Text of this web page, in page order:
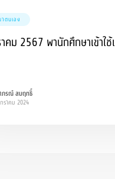
ตนเอง
คม 2567 พานักศึกษาเข้าใช้
ภรณ์ สมฤทธิ์
ราคม 2024